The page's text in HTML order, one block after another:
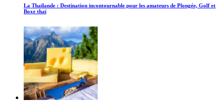
La Thaïlande : Destination incontournable pour les amateurs de Plongée, Golf et
Boxe thaï